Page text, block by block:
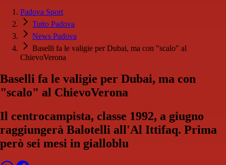
Padova Sport
Tutto Padova
News Padova
Baselli fa le valigie per Dubai, ma con "scalo" al
ChievoVerona
Baselli fa le valigie per Dubai, ma con
"scalo" al ChievoVerona
Il centrocampista, classe 1992, a giugno
raggiungerà Balotelli all'Al Ittifaq. Prima
però sei mesi in gialloblu